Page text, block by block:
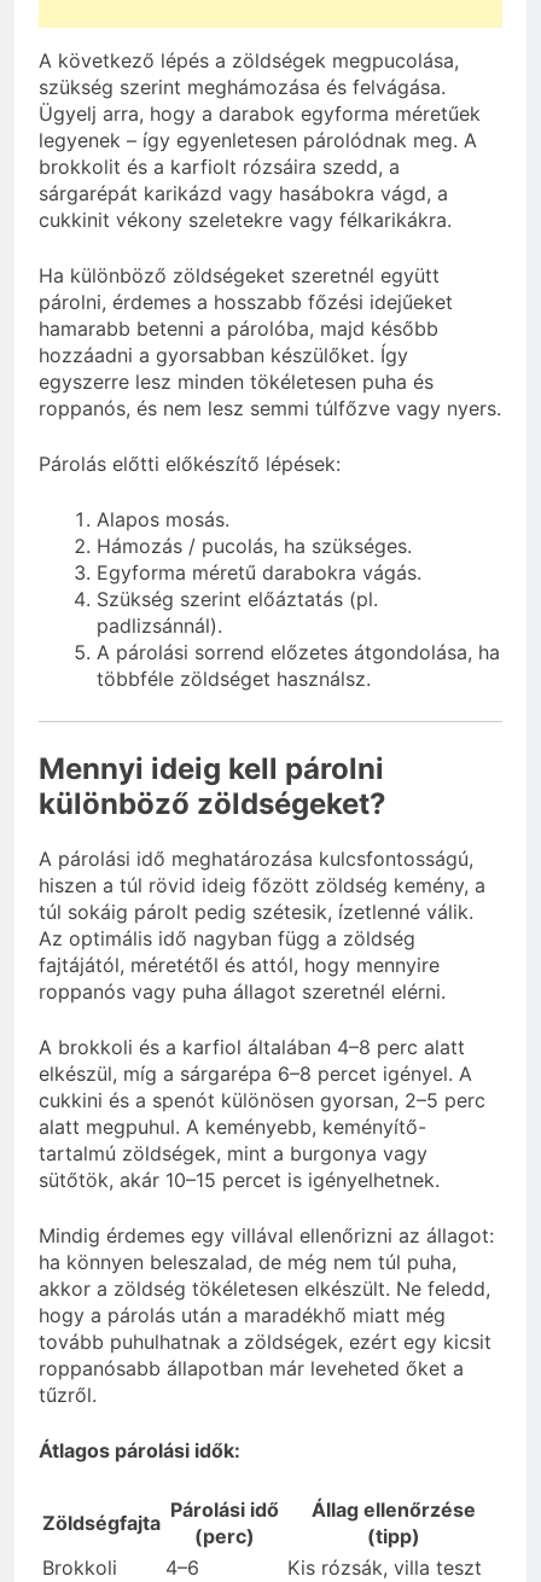
A következő lépés a zöldségek megpucolása,
szükség szerint meghámozása és felvágása.
Ügyelj arra, hogy a darabok egyforma méretűek
legyenek – így egyenletesen párolódnak meg. A
brokkolit és a karfiolt rózsáira szedd, a
sárgarépát karikázd vagy hasábokra vágd, a
cukkinit vékony szeletekre vagy félkarikákra.
Ha különböző zöldségeket szeretnél együtt
párolni, érdemes a hosszabb főzési idejűeket
hamarabb betenni a párolóba, majd később
hozzáadni a gyorsabban készülőket. Így
egyszerre lesz minden tökéletesen puha és
roppanós, és nem lesz semmi túlfőzve vagy nyers.
Párolás előtti előkészítő lépések:
Alapos mosás.
Hámozás / pucolás, ha szükséges.
Egyforma méretű darabokra vágás.
Szükség szerint előáztatás (pl.
padlizsánnál).
A párolási sorrend előzetes átgondolása, ha
többféle zöldséget használsz.
Mennyi ideig kell párolni
különböző zöldségeket?
A párolási idő meghatározása kulcsfontosságú,
hiszen a túl rövid ideig főzött zöldség kemény, a
túl sokáig párolt pedig szétesik, ízetlenné válik.
Az optimális idő nagyban függ a zöldség
fajtájától, méretétől és attól, hogy mennyire
roppanós vagy puha állagot szeretnél elérni.
A brokkoli és a karfiol általában 4–8 perc alatt
elkészül, míg a sárgarépa 6–8 percet igényel. A
cukkini és a spenót különösen gyorsan, 2–5 perc
alatt megpuhul. A keményebb, keményítő-
tartalmú zöldségek, mint a burgonya vagy
sütőtök, akár 10–15 percet is igényelhetnek.
Mindig érdemes egy villával ellenőrizni az állagot:
ha könnyen beleszalad, de még nem túl puha,
akkor a zöldség tökéletesen elkészült. Ne feledd,
hogy a párolás után a maradékhő miatt még
tovább puhulhatnak a zöldségek, ezért egy kicsit
roppanósabb állapotban már leveheted őket a
tűzről.
Átlagos párolási idők:
Zöldségfajta
Párolási idő
(perc)
Állag ellenőrzése
(tipp)
Brokkoli
4–6
Kis rózsák, villa teszt